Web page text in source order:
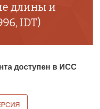
длины и
IDТ)
доступен в ИСС